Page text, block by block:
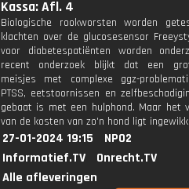
Kassa: Afl. 4
Biologische rookworsten worden
klachten over de glucosesensor
voor diabetespatiënten worden
recent onderzoek blijkt dat een
meisjes met complexe ggz-
PTSS, eetstoornissen en
gebaat is met een hulphond. Maar het
van de kosten van zo'n hond ligt
27-01-2024 19:15
NPO2
Informatief.TV
Onrecht.TV
Alle afleveringen